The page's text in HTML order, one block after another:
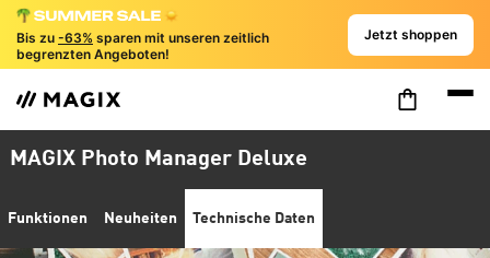
Bis zu -63% sparen mit unseren zeitlich
begrenzten Angeboten!
Jetzt shoppen
MAGIX Photo Manager Deluxe
Funktionen Neuheiten Technische Daten